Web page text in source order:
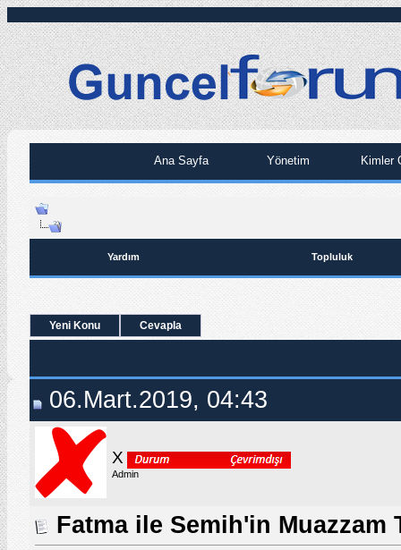
Ana Sayfa Yönetim Kimler
Yardım Topluluk
Yeni Konu Cevapla
06.Mart.2019, 04:43
X
Admin
Fatma ile Semih'in Muazzam